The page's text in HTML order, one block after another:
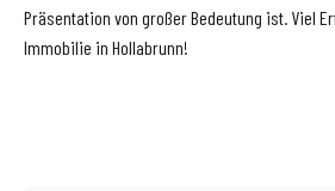
Präsentation von großer Bedeutung ist. Viel
Immobilie in Hollabrunn!